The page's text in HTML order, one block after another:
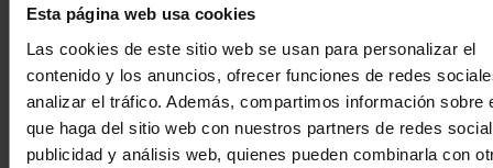
Esta página web usa cookies
Las cookies de este sitio web se usan para personalizar el
contenido y los anuncios, ofrecer funciones de redes
analizar el tráfico. Además, compartimos información sobre
que haga del sitio web con nuestros partners de redes
publicidad y análisis web, quienes pueden combinarla con
en Mi Cuenta, usted puede en cualquier momento cambiar la
información que nos ha facilitado.
El grupo Chauvin Arnoux desea proporcionarle un servicio on line
eficiente; si desea hacernos llegar sus comentarios, envíenos un
correo electrónico a support@chauvin-arnoux.com .